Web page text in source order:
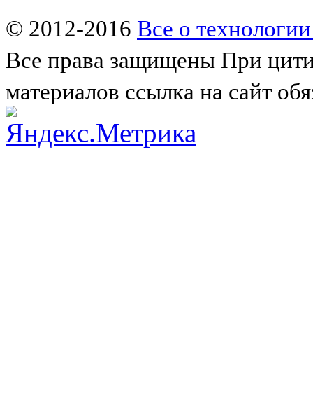
© 2012-2016 Все о
Все права защищены При
материалов ссылка на сайт